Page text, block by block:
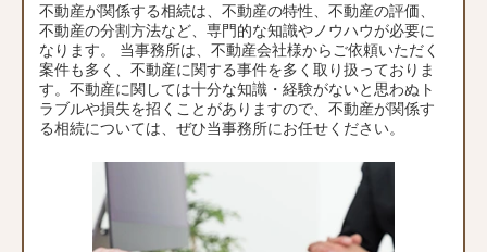
不動産が関係する相続は、不動産の特性、不動産の評価、
不動産の分割方法など、専門的な知識やノウハウが必要に
なります。 当事務所は、不動産会社様からご依頼いただく
案件も多く、不動産に関する事件を多く取り扱っておりま
す。不動産に関しては十分な知識・経験がないと思わぬト
ラブルや損失を招くことがありますので、不動産が関係す
る相続については、ぜひ当事務所にお任せください。